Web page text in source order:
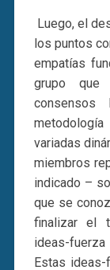
Luego, el
los puntos
empatías
grupo que
variadas
miembros
indicado –
que se
finalizar el
ideas-
Estas